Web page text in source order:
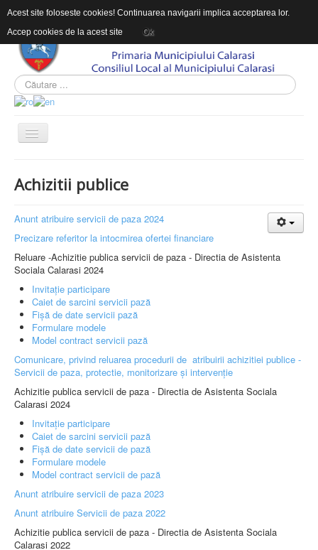
DESPRE DAS
INFORMAŢII DE INTERES PUBLIC
CONTACT
INTEGRITATEA INSTITUTIONALA
Sunteți aici: Acasă
INFORMAŢII DE INTERES PUBLIC
Achiziții publice
Achizitii publice
Anunt atribuire servicii de paza 2024
Precizare referitor la intocmirea ofertei financiare
Reluare -Achizitie publica servicii de paza - Directia de Asistenta
Sociala Calarasi 2024
Invitație participare
Caiet de sarcini servicii pază
Fișă de date servicii pază
Formulare modele
Model contract servicii pază
Comunicare, privind reluarea procedurii de atribuirii achizitiei publice -
Servicii de paza, protectie, monitorizare și intervenție
Achizitie publica servicii de paza - Directia de Asistenta Sociala
Calarasi 2024
Invitație participare
Caiet de sarcini servicii pază
Fișă de date servicii de pază
Formulare modele
Model contract servicii de pază
Anunt atribuire servicii de paza 2023
Anunt atribuire Servicii de paza 2022
Achizitie publica servicii de paza - Directia de Asistenta Sociala
Calarasi 2022
Acest site foloseste cookies! Continuarea navigarii implica acceptarea lor.
Accep cookies de la acest site
Ok